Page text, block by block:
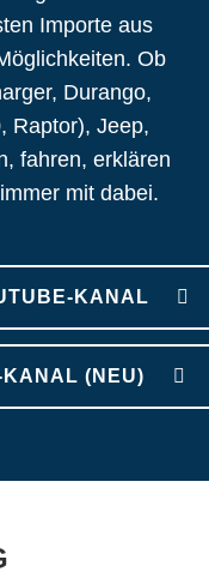
Importe aus
Ob
Durango,
Raptor), Jeep,
fahren, erklären
mit dabei.
KANAL
(NEU)